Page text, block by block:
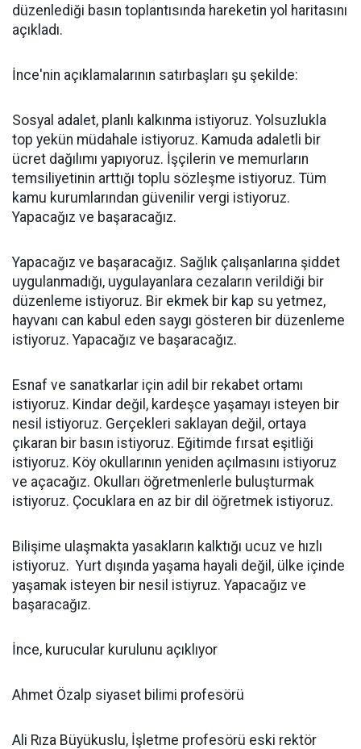
düzenlediği basın toplantısında hareketin yol haritasını
açıkladı.
İnce'nin açıklamalarının satırbaşları şu şekilde:
Sosyal adalet, planlı kalkınma istiyoruz. Yolsuzlukla
top yekün müdahale istiyoruz. Kamuda adaletli bir
ücret dağılımı yapıyoruz. İşçilerin ve memurların
temsiliyetinin arttığı toplu sözleşme istiyoruz. Tüm
kamu kurumlarından güvenilir vergi istiyoruz.
Yapacağız ve başaracağız.
Yapacağız ve başaracağız. Sağlık çalışanlarına şiddet
uygulanmadığı, uygulayanlara cezaların verildiği bir
düzenleme istiyoruz. Bir ekmek bir kap su yetmez,
hayvanı can kabul eden saygı gösteren bir düzenleme
istiyoruz. Yapacağız ve başaracağız.
Esnaf ve sanatkarlar için adil bir rekabet ortamı
istiyoruz. Kindar değil, kardeşce yaşamayı isteyen bir
nesil istiyoruz. Gerçekleri saklayan değil, ortaya
çıkaran bir basın istiyoruz. Eğitimde fırsat eşitliği
istiyoruz. Köy okullarının yeniden açılmasını istiyoruz
ve açacağız. Okulları öğretmenlerle buluşturmak
istiyoruz. Çocuklara en az bir dil öğretmek istiyoruz.
Bilişime ulaşmakta yasakların kalktığı ucuz ve hızlı
istiyoruz. Yurt dışında yaşama hayali değil, ülke içinde
yaşamak isteyen bir nesil istiyruz. Yapacağız ve
başaracağız.
İnce, kurucular kurulunu açıklıyor
Ahmet Özalp siyaset bilimi profesörü
Ali Rıza Büyükuslu, İşletme profesörü eski rektör